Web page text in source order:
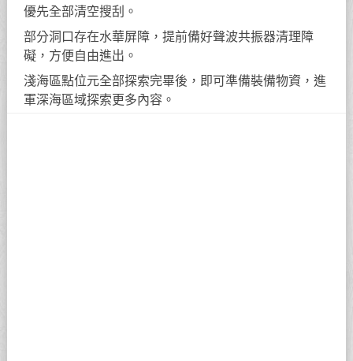
優先全部清空搜刮。
部分洞口存在水華屏障，提前備好聲波共振器清理障
礙，方便自由進出。
淺海區點位元全部探索完畢後，即可準備裝備物資，進
軍深海區域探索更多內容。